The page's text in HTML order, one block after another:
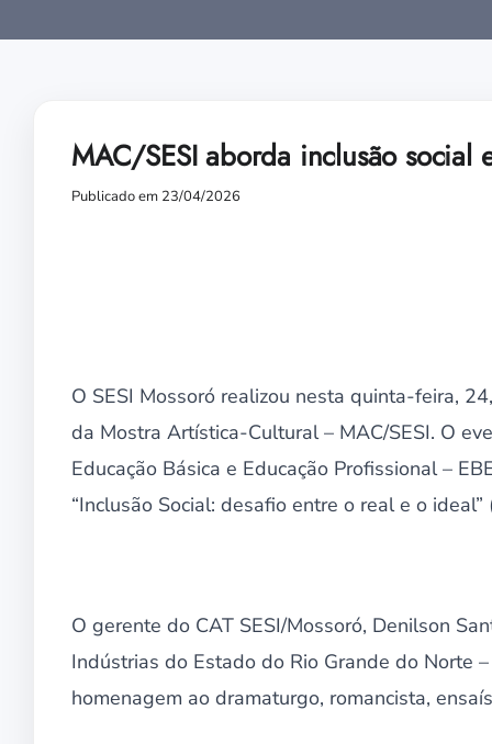
MAC/SESI aborda inclusão social
Publicado em 23/04/2026
O SESI Mossoró realizou nesta quinta-feira,
da Mostra Artística-Cultural – MAC/SESI. O
Educação Básica e Educação Profissional –
“Inclusão Social: desafio entre o real e o ideal”
O gerente do CAT SESI/Mossoró, Denilson
Indústrias do Estado do Rio Grande do Norte
homenagem ao dramaturgo, romancista,